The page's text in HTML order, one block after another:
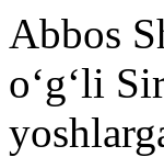
Abbos
oʻgʻli